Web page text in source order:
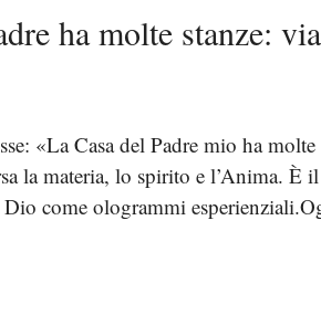
ha molte stanze:
«La Casa del Padre mio ha
la materia, lo spirito e l’Anima.
Dio come ologrammi